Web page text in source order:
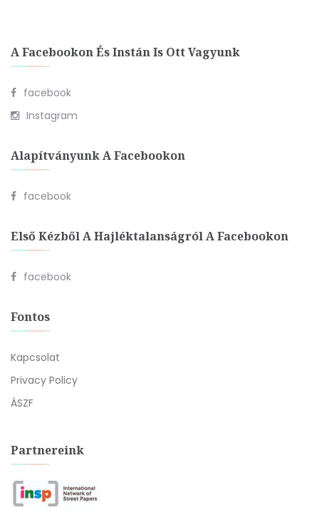
A Facebookon És Instán Is Ott Vagyunk
facebook
Instagram
Alapítványunk A Facebookon
facebook
Első Kézből A Hajléktalanságról A Facebookon
facebook
Fontos
Kapcsolat
Privacy Policy
ÁSZF
Partnereink